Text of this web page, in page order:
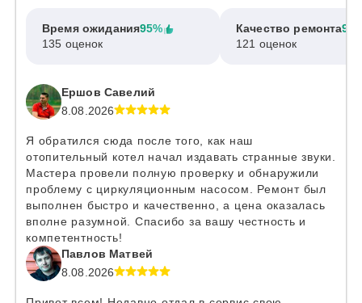
Время ожидания95%
135 оценок
Качество ремонта
121 оценок
Ершов Савелий
8.08.2026
Я обратился сюда после того, как наш
отопительный котел начал издавать странные звуки.
Мастера провели полную проверку и обнаружили
проблему с циркуляционным насосом. Ремонт был
выполнен быстро и качественно, а цена оказалась
вполне разумной. Спасибо за вашу честность и
компетентность!
Павлов Матвей
8.08.2026